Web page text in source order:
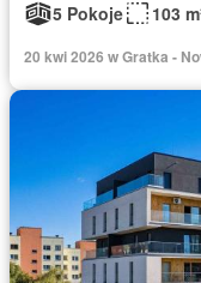
5 Pokoje
103
20 kwi 2026 w Gratka -